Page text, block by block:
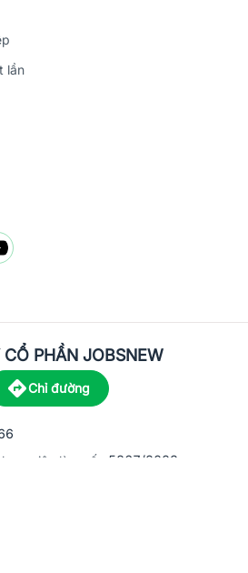
lần
CỔ PHẦN JOBSNEW
Chỉ đường
vụ việc làm số:
5867/2023